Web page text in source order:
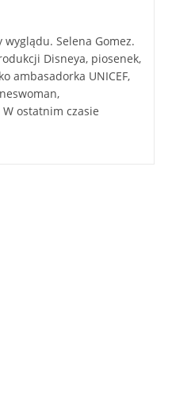
Selena Gomez.
Disneya, piosenek,
ambasadorka UNICEF,
ostatnim czasie